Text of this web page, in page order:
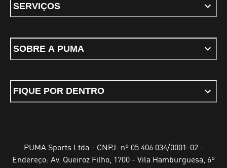
SERVIÇOS
SOBRE A PUMA
FIQUE POR DENTRO
PUMA Sports Ltda - CNPJ: nº 05.406.034/0001-02 -
Endereço: Av. Queiroz Filho, 1700 - Vila Hamburguesa, 6º